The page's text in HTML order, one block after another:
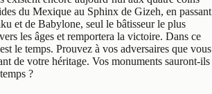
du Mexique au Sphinx de Gizeh, en passant
et de Babylone, seul le bâtisseur le plus
les âges et remportera la victoire. Dans ce
le temps. Prouvez à vos adversaires que vous
de votre héritage. Vos monuments sauront-ils
?